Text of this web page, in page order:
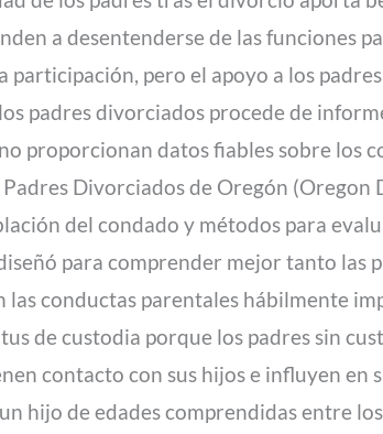
a desentenderse de las funciones
participación, pero el apoyo a los
padres divorciados procede de
proporcionan datos fiables sobre los
Divorciados de Oregón
del condado y métodos para
para comprender mejor tanto
conductas parentales hábilmente
de custodia porque los padres sin
contacto con sus hijos e influyen
hijo de edades comprendidas entre